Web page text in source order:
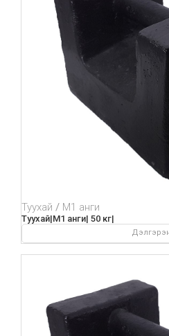
Туухай М1 анги
Туухай|М1 анги| 50 кг|